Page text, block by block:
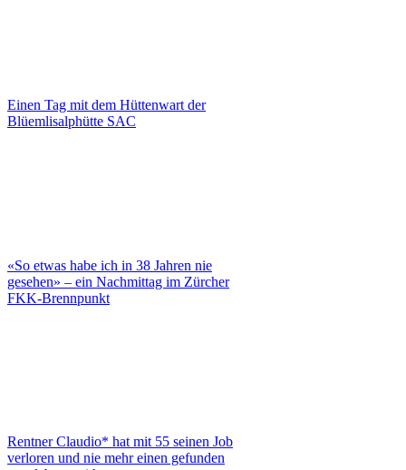
Einen Tag mit dem Hüttenwart der
Blüemlisalphütte SAC
«So etwas habe ich in 38 Jahren nie
gesehen» – ein Nachmittag im Zürcher
FKK-Brennpunkt
Rentner Claudio* hat mit 55 seinen Job
verloren und nie mehr einen gefunden